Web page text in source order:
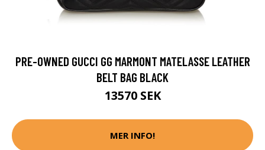
PRE-OWNED GUCCI GG MARMONT MATELASSE LEATHER
BELT BAG BLACK
13570 SEK
MER INFO!